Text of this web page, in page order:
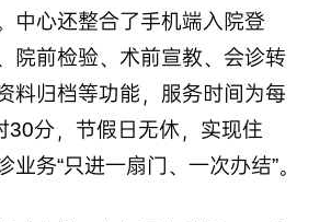
中心还整合了手机端入院登
院前检验、术前宣教、会诊转
料归档等功能，服务时间为每
30分，节假日无休，实现住
业务“只进一扇门、一次办结”。